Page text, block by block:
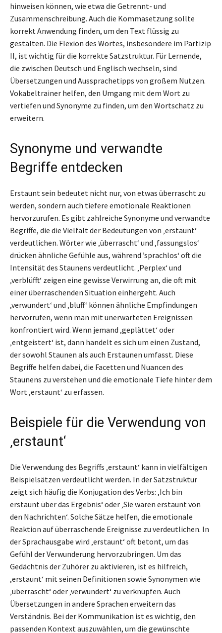
hinweisen können, wie etwa die Getrennt- und
Zusammenschreibung. Auch die Kommasetzung sollte
korrekt Anwendung finden, um den Text flüssig zu
gestalten. Die Flexion des Wortes, insbesondere im Partizip
II, ist wichtig für die korrekte Satzstruktur. Für Lernende,
die zwischen Deutsch und Englisch wechseln, sind
Übersetzungen und Aussprachetipps von großem Nutzen.
Vokabeltrainer helfen, den Umgang mit dem Wort zu
vertiefen und Synonyme zu finden, um den Wortschatz zu
erweitern.
Synonyme und verwandte
Begriffe entdecken
Erstaunt sein bedeutet nicht nur, von etwas überrascht zu
werden, sondern auch tiefere emotionale Reaktionen
hervorzurufen. Es gibt zahlreiche Synonyme und verwandte
Begriffe, die die Vielfalt der Bedeutungen von ‚erstaunt‘
verdeutlichen. Wörter wie ‚überrascht‘ und ‚fassungslos‘
drücken ähnliche Gefühle aus, während ’sprachlos‘ oft die
Intensität des Staunens verdeutlicht. ‚Perplex‘ und
‚verblüfft‘ zeigen eine gewisse Verwirrung an, die oft mit
einer überraschenden Situation einhergeht. Auch
‚verwundert‘ und ‚bluff‘ können ähnliche Empfindungen
hervorrufen, wenn man mit unerwarteten Ereignissen
konfrontiert wird. Wenn jemand ‚geplättet‘ oder
‚entgeistert‘ ist, dann handelt es sich um einen Zustand,
der sowohl Staunen als auch Erstaunen umfasst. Diese
Begriffe helfen dabei, die Facetten und Nuancen des
Staunens zu verstehen und die emotionale Tiefe hinter dem
Wort ‚erstaunt‘ zu erfassen.
Beispiele für die Verwendung von
‚erstaunt‘
Die Verwendung des Begriffs ‚erstaunt‘ kann in vielfältigen
Beispielsätzen verdeutlicht werden. In der Satzstruktur
zeigt sich häufig die Konjugation des Verbs: ‚Ich bin
erstaunt über das Ergebnis‘ oder ‚Sie waren erstaunt von
den Nachrichten‘. Solche Sätze helfen, die emotionale
Reaktion auf überraschende Ereignisse zu verdeutlichen. In
der Sprachausgabe wird ‚erstaunt‘ oft betont, um das
Gefühl der Verwunderung hervorzubringen. Um das
Gedächtnis der Zuhörer zu aktivieren, ist es hilfreich,
‚erstaunt‘ mit seinen Definitionen sowie Synonymen wie
‚überrascht‘ oder ‚verwundert‘ zu verknüpfen. Auch
Übersetzungen in andere Sprachen erweitern das
Verständnis. Bei der Kommunikation ist es wichtig, den
passenden Kontext auszuwählen, um die gewünschte